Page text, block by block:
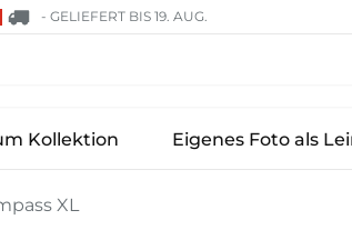
- GELIEFERT BIS 19. AUG.
Kollektion Eigenes Foto als
XL